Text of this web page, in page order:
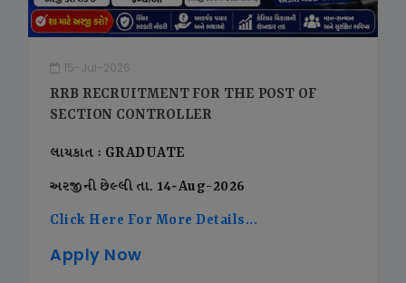
15-Jul-2026
RRB RECRUITMENT FOR THE POST OF
SECTION CONTROLLER
લાયકાત : GRADUATE
અરજીની છેલ્લી તા. 14-Aug-2026
Click Here For More Details...
Apply Now